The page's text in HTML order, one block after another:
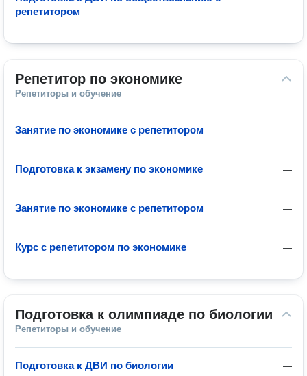
репетитором
Репетитор по экономике
Репетиторы и обучение
—
Занятие по экономике с репетитором
—
Подготовка к экзамену по экономике
—
Занятие по экономике с репетитором
—
Курс с репетитором по экономике
Подготовка к олимпиаде по биологии
Репетиторы и обучение
—
Подготовка к ДВИ по биологии